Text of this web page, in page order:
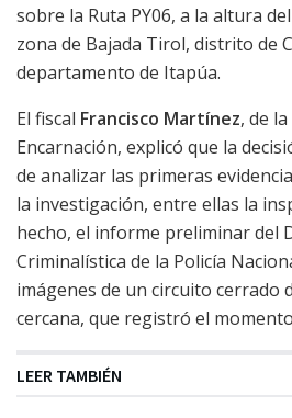
sobre la Ruta PY06, a la altura
zona de Bajada Tirol, distrito de
departamento de Itapúa.
El fiscal Francisco Martínez, de
Encarnación, explicó que la
de analizar las primeras
la investigación, entre ellas la
hecho, el informe preliminar del
Criminalística de la Policía
imágenes de un circuito cerrado
cercana, que registró el
LEER TAMBIÉN